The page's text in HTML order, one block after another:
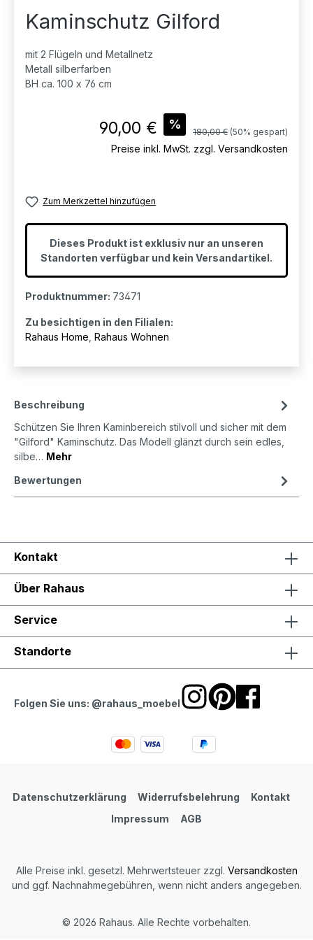
Kaminschutz Gilford
mit 2 Flügeln und Metallnetz
Metall silberfarben
BH ca. 100 x 76 cm
Verkaufspreis:
90,00 € % Regulärer Preis:
180,00 € (50% gespart)
Preise inkl. MwSt. zzgl. Versandkosten
Zum Merkzettel hinzufügen
Dieses Produkt ist exklusiv nur an unseren
Standorten verfügbar und kein Versandartikel.
Produktnummer: 73471
Zu besichtigen in den Filialen:
Rahaus Home Rahaus Wohnen
Beschreibung
Schützen Sie Ihren Kaminbereich stilvoll und sicher mit dem
"Gilford" Kaminschutz. Das Modell glänzt durch sein edles,
silbe… Mehr
Bewertungen
Kontakt
Über Rahaus
Service
Standorte
Folgen Sie uns: @rahaus_moebel
Datenschutzerklärung Widerrufsbelehrung
Kontakt
Impressum
AGB
Alle Preise inkl. gesetzl. Mehrwertsteuer zzgl. Versandkosten
und ggf. Nachnahmegebühren, wenn nicht anders angegeben.
© 2026 Rahaus. Alle Rechte vorbehalten.